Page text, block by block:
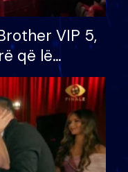
VIP 5,
që lë
për